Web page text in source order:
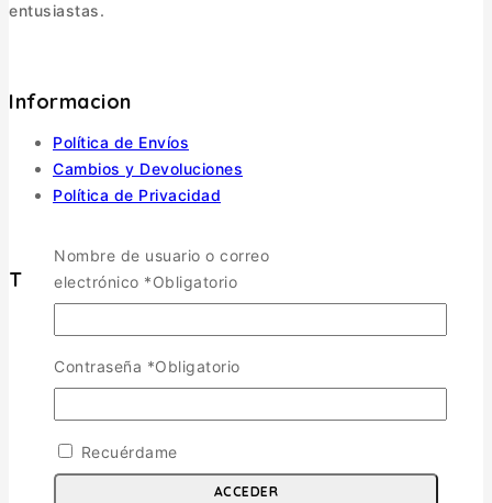
entusiastas.
Informacion
Política de Envíos
Cambios y Devoluciones
Política de Privacidad
Tienda
Aviones TOGGLE CHILD MENU
Escala 1/32
Nombre de usuario o correo
electrónico *Obligatorio
Contraseña *Obligatorio
Recuérdame
ACCEDER